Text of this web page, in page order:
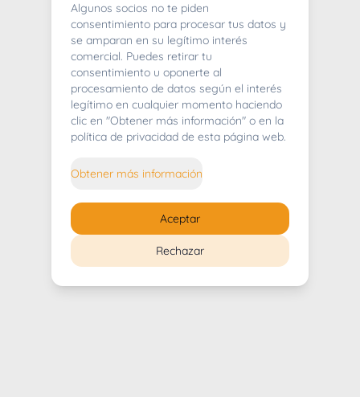
404
Whoops! Lo sentimos mucho.
Algunos socios no te piden
consentimiento para procesar tus datos y
se amparan en su legítimo interés
comercial. Puedes retirar tu
consentimiento u oponerte al
procesamiento de datos según el interés
legítimo en cualquier momento haciendo
clic en "Obtener más información" o en la
política de privacidad de esta página web.
Obtener más información
Rechazar
Aceptar